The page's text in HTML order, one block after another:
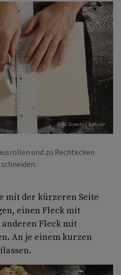
Foto: Eisenhut & Mayer
und zu Rechtecken
schneiden.
mit der kürzeren Seite
einen Fleck mit
Fleck mit
An je einem kurzen